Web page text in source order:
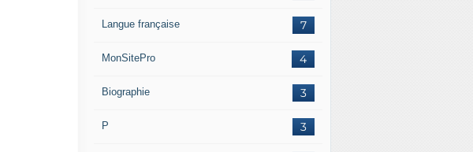
7
Langue française
4
MonSitePro
3
Biographie
3
P